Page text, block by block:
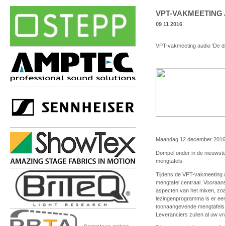
VPT-VAKMEETING
09 11 2016
VPT-vakmeeting audio ‘De
Maandag 12 december
Dompel onder in de
mengtafels.
Tijdens de VPT-vakmeeting
mengtafel centraal.
aspecten van het mixen,
lezingenprogramma is er
toonaangevende
Leveranciers zullen al uw